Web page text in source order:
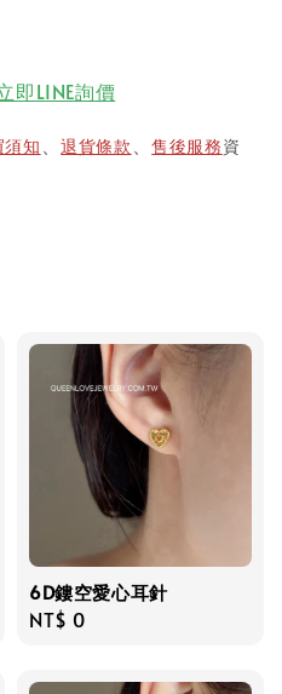
即LINE詢價
須知 、退貨條款 、售後服務資
6D鏤空愛心耳針
Regular
NT$ 0